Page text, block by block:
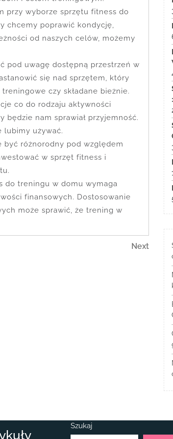
przy wyborze sprzętu fitness do
chcemy poprawić kondycję,
od naszych celów, możemy
pod uwagę dostępną przestrzeń w
się nad sprzętem, który
czy składane bieżnie.
co do rodzaju aktywności
nam sprawiał przyjemność.
lubimy używać.
być różnorodny pod względem
w sprzęt fitness i
do treningu w domu wymaga
finansowych. Dostosowanie
może sprawić, że trening w
Next
Next
Szukaj